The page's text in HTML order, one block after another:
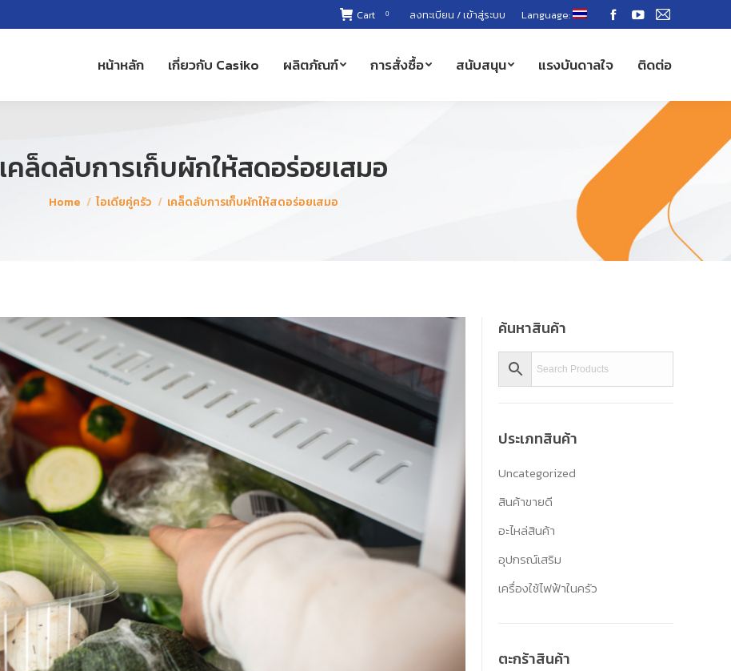
Cart 0 ลงทะเบียน / เข้าสู่ระบบ Language:
Facebook
opens
window
YouTube
opens
new
window
Mail
opens
new
หน้าหลัก เกี่ยวกับ Casiko ผลิตภัณฑ์ การสั่งซื้อ สนับสนุน แรงบันดาลใจ ติดต่อ
เคล็ดลับการเก็บผักให้สดอร่อยเสมอ
You are here:
Home ไอเดียคู่ครัว เคล็ดลับการเก็บผักให้สดอร่อยเสมอ
ค้นหาสินค้า
ประเภทสินค้า
Uncategorized
สินค้าขายดี
อะไหล่สินค้า
อุปกรณ์เสริม
เครื่องใช้ไฟฟ้าในครัว
ตะกร้าสินค้า